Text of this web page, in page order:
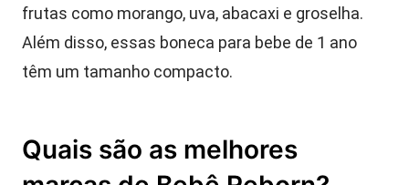
frutas como morango, uva, abacaxi e groselha.
Além disso, essas boneca para bebe de 1 ano
têm um tamanho compacto.
Quais são as melhores